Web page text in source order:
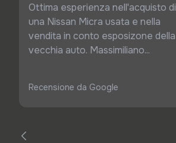
Ottima esperienza nell'acquisto di
una Nissan Micra usata e nella
vendita in conto esposizone della
vecchia auto. Massimiliano...
Recensione da Google